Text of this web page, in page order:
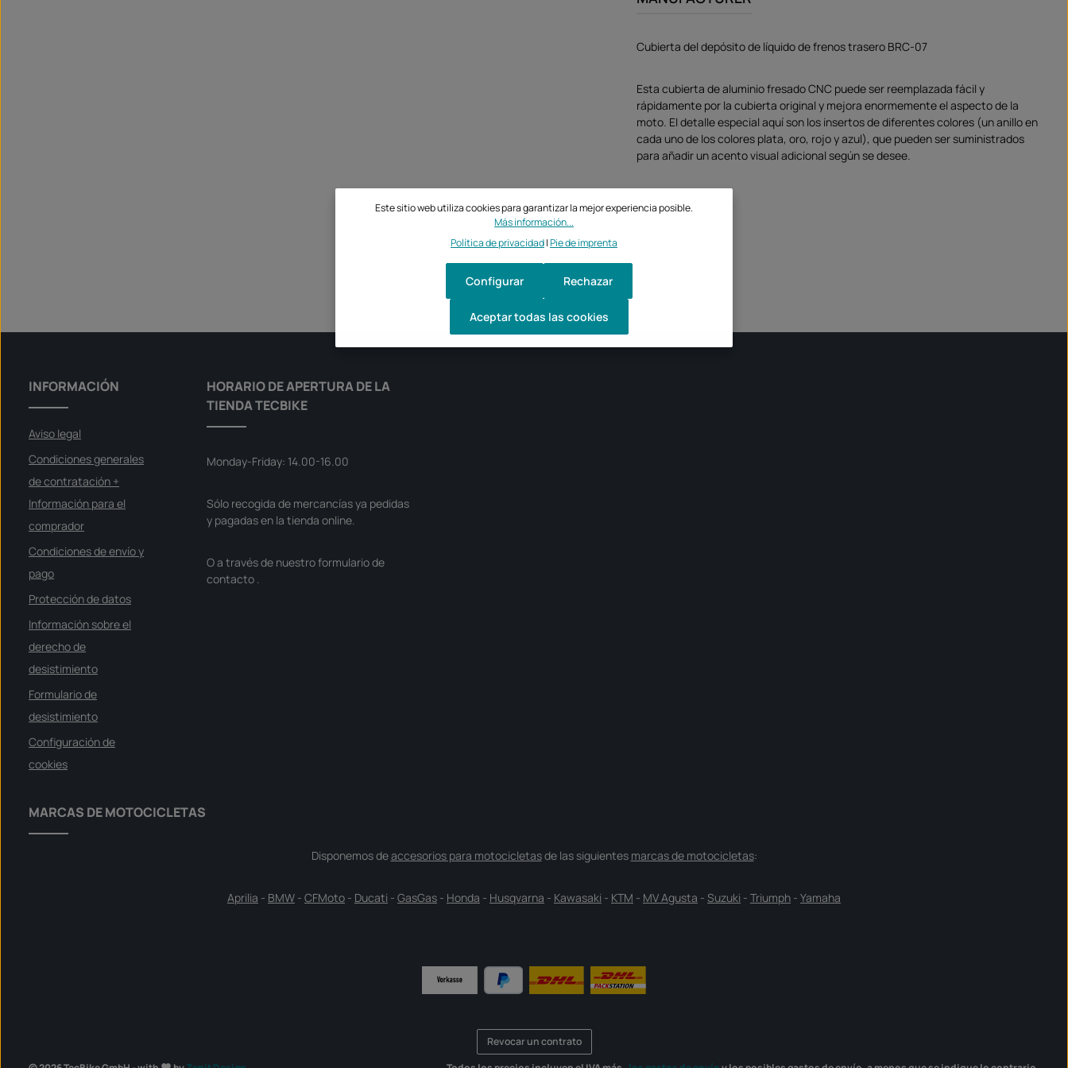
Cubierta del depósito de líquido de frenos trasero BRC-07
Esta cubierta de aluminio fresado CNC puede ser reemplazada fácil y
rápidamente por la cubierta original y mejora enormemente el aspecto de la
moto. El detalle especial aquí son los insertos de diferentes colores (un anillo en
cada uno de los colores plata, oro, rojo y azul), que pueden ser suministrados
para añadir un acento visual adicional según se desee.
INFORMACIÓN
Aviso legal
Condiciones generales
de contratación +
Información para el
comprador
Condiciones de envío y
pago
Protección de datos
Información sobre el
derecho de
desistimiento
Formulario de
desistimiento
Configuración de
cookies
HORARIO DE APERTURA DE LA
TIENDA TECBIKE
Monday-Friday: 14.00-16.00
Sólo recogida de mercancías ya pedidas
y pagadas en la tienda online.
O a través de nuestro formulario de
contacto .
MARCAS DE MOTOCICLETAS
Disponemos deaccesorios para motocicletasde las siguientes marcas de motocicletas:
Aprilia - BMW - CFMoto - Ducati - GasGas - Honda - Husqvarna - Kawasaki - KTM - MV Agusta - Suzuki - Triumph - Yamaha
Revocar un contrato
Este sitio web utiliza cookies para garantizar la mejor experiencia posible.
Más información...
Política de privacidad|Pie de imprenta
Rechazar
Configurar
Aceptar todas las cookies